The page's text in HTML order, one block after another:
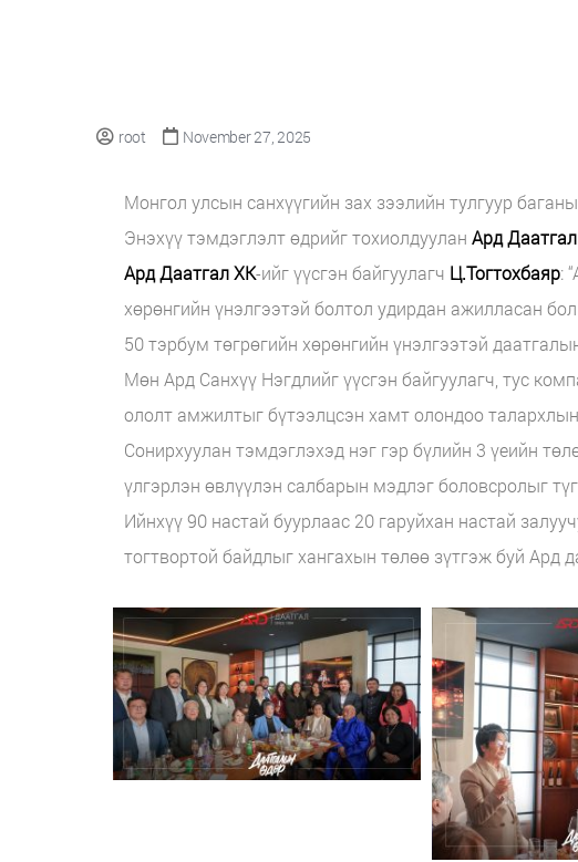
root November 27, 2025
Монгол улсын санхүүгийн зах зээлийн тулгуур
Энэхүү тэмдэглэлт өдрийг тохиолдуулан Ард
Ард Даатгал ХК-ийг үүсгэн байгуулагч Ц.Тогтохбаяр:
хөрөнгийн үнэлгээтэй болтол удирдан ажилласан
50 тэрбум төгрөгийн хөрөнгийн үнэлгээтэй
Мөн Ард Санхүү Нэгдлийг үүсгэн байгуулагч, тус
ололт амжилтыг бүтээлцсэн хамт олондоо
Сонирхуулан тэмдэглэхэд нэг гэр бүлийн 3 үеийн
үлгэрлэн өвлүүлэн салбарын мэдлэг боловсролыг
Ийнхүү 90 настай буурлаас 20 гаруйхан настай
тогтвортой байдлыг хангахын төлөө зүтгэж буй Ард